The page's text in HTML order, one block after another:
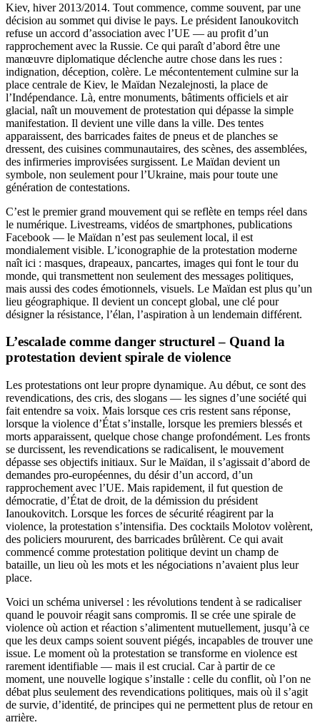
Kiev, hiver 2013/2014. Tout commence, comme souvent, par une
décision au sommet qui divise le pays. Le président Ianoukovitch
refuse un accord d’association avec l’UE — au profit d’un
rapprochement avec la Russie. Ce qui paraît d’abord être une
manœuvre diplomatique déclenche autre chose dans les rues :
indignation, déception, colère. Le mécontentement culmine sur la
place centrale de Kiev, le Maïdan Nezalejnosti, la place de
l’Indépendance. Là, entre monuments, bâtiments officiels et air
glacial, naît un mouvement de protestation qui dépasse la simple
manifestation. Il devient une ville dans la ville. Des tentes
apparaissent, des barricades faites de pneus et de planches se
dressent, des cuisines communautaires, des scènes, des assemblées,
des infirmeries improvisées surgissent. Le Maïdan devient un
symbole, non seulement pour l’Ukraine, mais pour toute une
génération de contestations.
C’est le premier grand mouvement qui se reflète en temps réel dans
le numérique. Livestreams, vidéos de smartphones, publications
Facebook — le Maïdan n’est pas seulement local, il est
mondialement visible. L’iconographie de la protestation moderne
naît ici : masques, drapeaux, pancartes, images qui font le tour du
monde, qui transmettent non seulement des messages politiques,
mais aussi des codes émotionnels, visuels. Le Maïdan est plus qu’un
lieu géographique. Il devient un concept global, une clé pour
désigner la résistance, l’élan, l’aspiration à un lendemain différent.
L’escalade comme danger structurel – Quand la
protestation devient spirale de violence
Les protestations ont leur propre dynamique. Au début, ce sont des
revendications, des cris, des slogans — les signes d’une société qui
fait entendre sa voix. Mais lorsque ces cris restent sans réponse,
lorsque la violence d’État s’installe, lorsque les premiers blessés et
morts apparaissent, quelque chose change profondément. Les fronts
se durcissent, les revendications se radicalisent, le mouvement
dépasse ses objectifs initiaux. Sur le Maïdan, il s’agissait d’abord de
demandes pro-européennes, du désir d’un accord, d’un
rapprochement avec l’UE. Mais rapidement, il fut question de
démocratie, d’État de droit, de la démission du président
Ianoukovitch. Lorsque les forces de sécurité réagirent par la
violence, la protestation s’intensifia. Des cocktails Molotov volèrent,
des policiers moururent, des barricades brûlèrent. Ce qui avait
commencé comme protestation politique devint un champ de
bataille, un lieu où les mots et les négociations n’avaient plus leur
place.
Voici un schéma universel : les révolutions tendent à se radicaliser
quand le pouvoir réagit sans compromis. Il se crée une spirale de
violence où action et réaction s’alimentent mutuellement, jusqu’à ce
que les deux camps soient souvent piégés, incapables de trouver une
issue. Le moment où la protestation se transforme en violence est
rarement identifiable — mais il est crucial. Car à partir de ce
moment, une nouvelle logique s’installe : celle du conflit, où l’on ne
débat plus seulement des revendications politiques, mais où il s’agit
de survie, d’identité, de principes qui ne permettent plus de retour en
arrière.